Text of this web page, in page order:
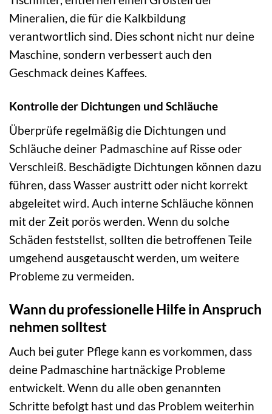
Mineralien, die für die Kalkbildung
verantwortlich sind. Dies schont nicht nur deine
Maschine, sondern verbessert auch den
Geschmack deines Kaffees.
Kontrolle der Dichtungen und Schläuche
Überprüfe regelmäßig die Dichtungen und
Schläuche deiner Padmaschine auf Risse oder
Verschleiß. Beschädigte Dichtungen können dazu
führen, dass Wasser austritt oder nicht korrekt
abgeleitet wird. Auch interne Schläuche können
mit der Zeit porös werden. Wenn du solche
Schäden feststellst, sollten die betroffenen Teile
umgehend ausgetauscht werden, um weitere
Probleme zu vermeiden.
Wann du professionelle Hilfe in Anspruch
nehmen solltest
Auch bei guter Pflege kann es vorkommen, dass
deine Padmaschine hartnäckige Probleme
entwickelt. Wenn du alle oben genannten
Schritte befolgt hast und das Problem weiterhin